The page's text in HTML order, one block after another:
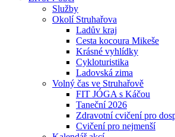
Služby
Okolí Struhařova
Ladův kraj
Cesta kocoura Mikeše
Krásné vyhlídky
Cykloturistika
Ladovská zima
Volný čas ve Struhařově
FIT JÓGA s Káčou
Taneční 2026
Zdravotní cvičení pro
Cvičení pro nejmenší